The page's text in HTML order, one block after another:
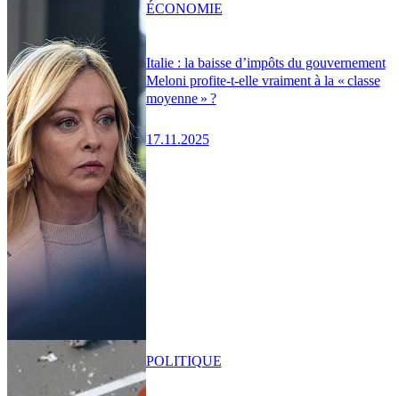
Italie : la baisse d’impôts du gouvernement
Meloni profite-t-elle vraiment à la « classe
moyenne » ?
17.11.2025
ÉCONOMIE
POLITIQUE